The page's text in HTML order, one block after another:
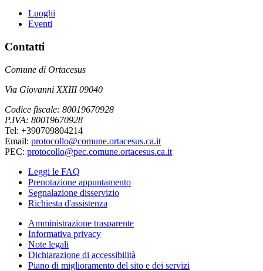
Luoghi
Eventi
Contatti
Comune di Ortacesus
Via Giovanni XXIII 09040
Codice fiscale: 80019670928
P.IVA: 80019670928
Tel: +390709804214
Email: protocollo@comune.ortacesus.ca.it
PEC: protocollo@pec.comune.ortacesus.ca.it
Leggi le FAQ
Prenotazione appuntamento
Segnalazione disservizio
Richiesta d'assistenza
Amministrazione trasparente
Informativa privacy
Note legali
Dichiarazione di accessibilità
Piano di miglioramento del sito e dei servizi